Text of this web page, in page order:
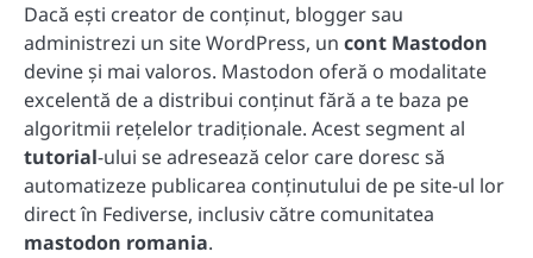
Dacă ești creator de conținut, blogger sau
administrezi un site WordPress, un cont Mastodon
devine și mai valoros. Mastodon oferă o modalitate
excelentă de a distribui conținut fără a te baza pe
algoritmii rețelelor tradiționale. Acest segment al
tutorial-ului se adresează celor care doresc să
automatizeze publicarea conținutului de pe site-ul lor
direct în Fediverse, inclusiv către comunitatea
mastodon romania.